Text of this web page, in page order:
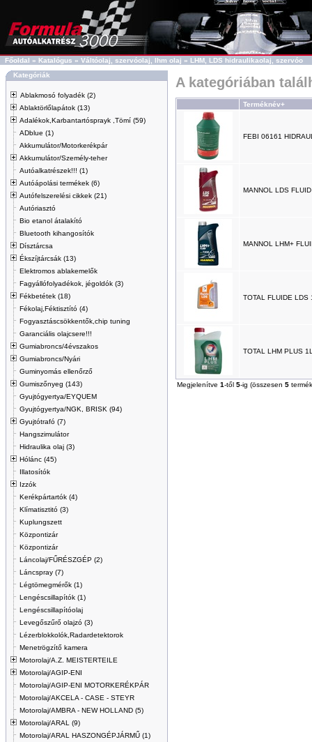
Főoldal » Katalógus » Váltóolaj, szervóolaj, lhm olaj » LHM, LDS hidraulikaolaj, szervóo
Kategóriák
Ablakmosó folyadék (2)
Ablaktörlőlapátok (13)
Adalékok,Karbantartósprayk ,Tömí (59)
ADblue (1)
Akkumulátor/Motorkerékpár
Akkumulátor/Személy-teher
Autóalkatrészek!!! (1)
Autóápolási termékek (6)
Autófelszerelési cikkek (21)
Autóriasztó
Bio etanol átalakító
Bluetooth kihangosítók
Dísztárcsa
Ékszíjtárcsák (13)
Elektromos ablakemelők
Fagyállófolyadékok, jégoldók (3)
Fékbetétek (18)
Fékolaj,Féktisztító (4)
Fogyasztáscsökkentők,chip tuning
Garanciális olajcsere!!!
Gumiabroncs/4évszakos
Gumiabroncs/Nyári
Guminyomás ellenőrző
Gumiszőnyeg (143)
Gyujtógyertya/EYQUEM
Gyujtógyertya/NGK, BRISK (94)
Gyujtótrafó (7)
Hangszimulátor
Hidraulika olaj (3)
Hólánc (45)
Illatosítók
Izzók
Kerékpártartók (4)
Klímatisztitó (3)
Kuplungszett
Központizár
Központizár
Láncolaj/FŰRÉSZGÉP (2)
Láncspray (7)
Légtömegmérők (1)
Lengéscsillapítók (1)
Lengéscsillapítóolaj
Levegőszűrő olajzó (3)
Lézerblokkolók,Radardetektorok
Menetrögzítő kamera
Motorolaj/A.Z. MEISTERTEILE
Motorolaj/AGIP-ENI
Motorolaj/AGIP-ENI MOTORKERÉKPÁR
Motorolaj/AKCELA - CASE - STEYR
Motorolaj/AMBRA - NEW HOLLAND (5)
Motorolaj/ARAL (9)
Motorolaj/ARAL HASZONGÉPJÁRMŰ (1)
A kategóriában
Terméknév+
FEBI 06161
MANNOL LDS
MANNOL LHM+
TOTAL FLUIDE LDS
TOTAL LHM PLUS
Megjelenítve 1-től 5-ig (összesen 5